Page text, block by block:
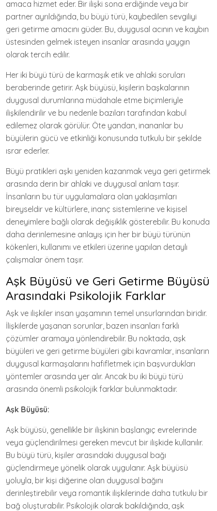
amaca hizmet eder. Bir ilişki sona erdiğinde veya bir
partner ayrıldığında, bu büyü türü, kaybedilen sevgiliyi
geri getirme amacını güder. Bu, duygusal acının ve kaybın
üstesinden gelmek isteyen insanlar arasında yaygın
olarak tercih edilir.
Her iki büyü türü de karmaşık etik ve ahlaki soruları
beraberinde getirir. Aşk büyüsü, kişilerin başkalarının
duygusal durumlarına müdahale etme biçimleriyle
ilişkilendirilir ve bu nedenle bazıları tarafından kabul
edilemez olarak görülür. Öte yandan, inananlar bu
büyülerin gücü ve etkinliği konusunda tutkulu bir şekilde
ısrar ederler.
Büyü pratikleri aşkı yeniden kazanmak veya geri getirmek
arasında derin bir ahlaki ve duygusal anlam taşır.
İnsanların bu tür uygulamalara olan yaklaşımları
bireyseldir ve kültürlere, inanç sistemlerine ve kişisel
deneyimlere bağlı olarak değişiklik gösterebilir. Bu konuda
daha derinlemesine anlayış için her bir büyü türünün
kökenleri, kullanımı ve etkileri üzerine yapılan detaylı
çalışmalar önem taşır.
Aşk Büyüsü ve Geri Getirme Büyüsü
Arasındaki Psikolojik Farklar
Aşk ve ilişkiler insan yaşamının temel unsurlarından biridir.
İlişkilerde yaşanan sorunlar, bazen insanları farklı
çözümler aramaya yönlendirebilir. Bu noktada, aşk
büyüleri ve geri getirme büyüleri gibi kavramlar, insanların
duygusal karmaşalarını hafifletmek için başvurdukları
yöntemler arasında yer alır. Ancak bu iki büyü türü
arasında önemli psikolojik farklar bulunmaktadır.
Aşk Büyüsü:
Aşk büyüsü, genellikle bir ilişkinin başlangıç evrelerinde
veya güçlendirilmesi gereken mevcut bir ilişkide kullanılır.
Bu büyü türü, kişiler arasındaki duygusal bağı
güçlendirmeye yönelik olarak uygulanır. Aşk büyüsü
yoluyla, bir kişi diğerine olan duygusal bağını
derinleştirebilir veya romantik ilişkilerinde daha tutkulu bir
bağ oluşturabilir. Psikolojik olarak bakıldığında, aşk